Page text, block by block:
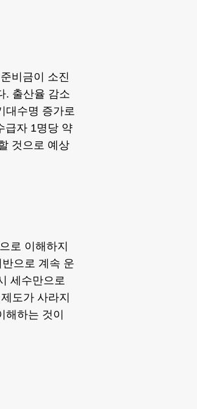
비금이 소진
. 출산율 감소
대수명 증가로
급자 1명당 약
것으로 예상
로 이해하지
으로 계속 운
세수만으로
도가 사라지
하는 것이